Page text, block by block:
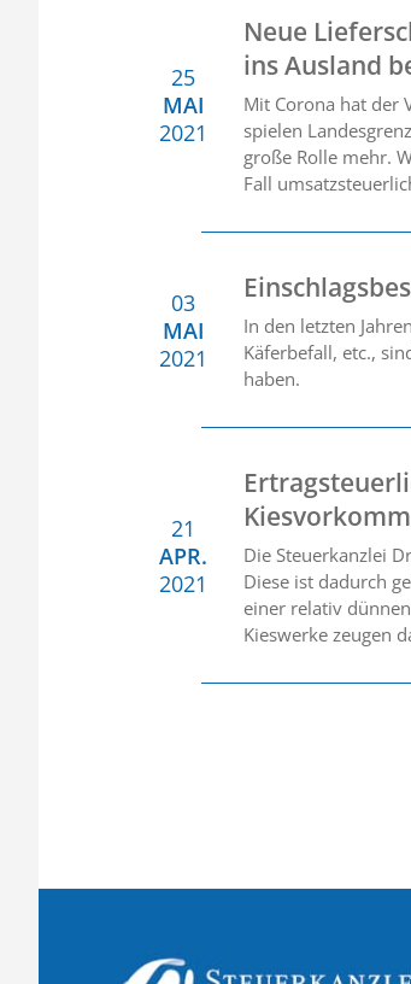
25
MAI
2021
Neue
ins Ausland
Mit Corona hat der
spielen
große Rolle mehr.
Fall
03
MAI
2021
In den letzten
Käferbefall, etc.,
haben.
21
APR.
2021
Die Steuerkanzlei
Diese ist dadurch
einer relativ
Kieswerke zeugen